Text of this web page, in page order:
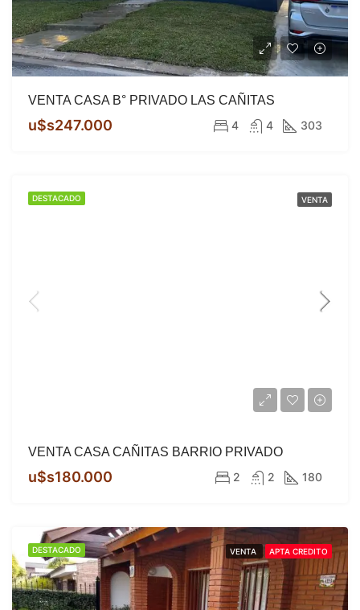
VENTA CASA B° PRIVADO LAS CAÑITAS
u$s247.000 4 4 303
DESTACADO VENTA
VENTA CASA CAÑITAS BARRIO PRIVADO
u$s180.000 2 2 180
DESTACADO VENTA APTA CREDITO